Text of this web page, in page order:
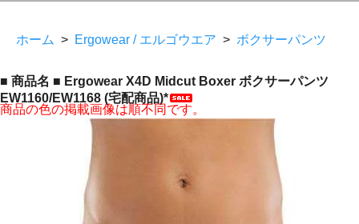
ホーム > Ergowear / エルゴウエア > ボクサーパンツ
■ 商品名 ■ Ergowear X4D Midcut Boxer ボクサーパンツ
EW1160/EW1168 (宅配商品)*
商品の色の掲載画像は順不同です。